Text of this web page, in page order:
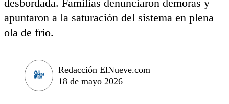
desbordada. Familias denunciaron demoras y
apuntaron a la saturación del sistema en plena
ola de frío.
Redacción ElNueve.com
18 de mayo 2026